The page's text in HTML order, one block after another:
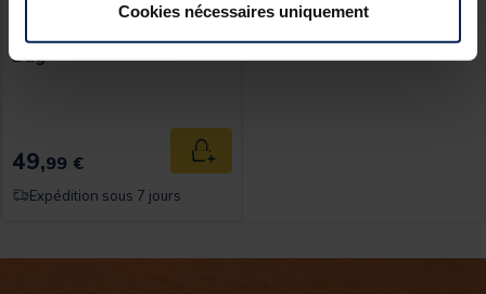
Cookies nécessaires uniquement
Sac Guru Fusion Mini Cool
Bag
49,99 € Ajouter au panier
Expédition sous 7 jours